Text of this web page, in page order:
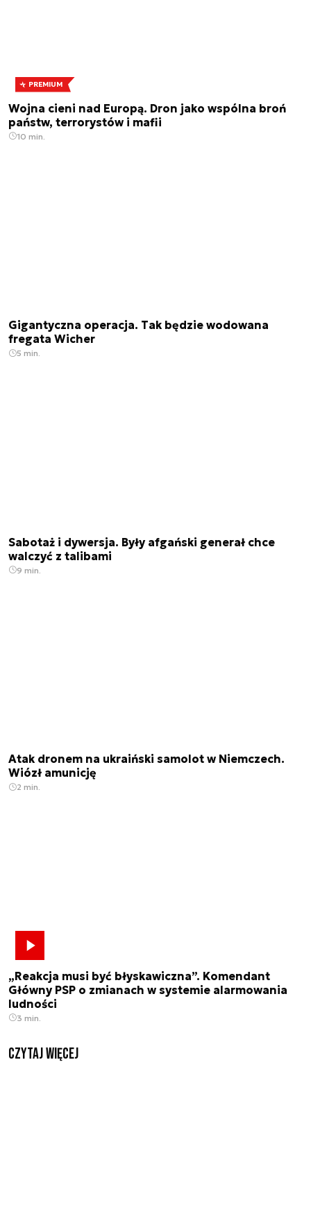
PREMIUM
Wojna cieni nad Europą. Dron jako wspólna broń
państw, terrorystów i mafii
10 min.
Gigantyczna operacja. Tak będzie wodowana
fregata Wicher
5 min.
Sabotaż i dywersja. Były afgański generał chce
walczyć z talibami
9 min.
Atak dronem na ukraiński samolot w Niemczech.
Wiózł amunicję
2 min.
„Reakcja musi być błyskawiczna”. Komendant
Główny PSP o zmianach w systemie alarmowania
ludności
3 min.
czytaj więcej